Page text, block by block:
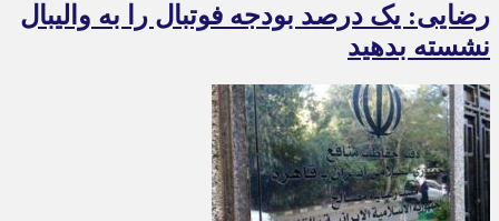
رضایی: یک درصد بودجه فوتبال را به والیبال
نشسته بدهید